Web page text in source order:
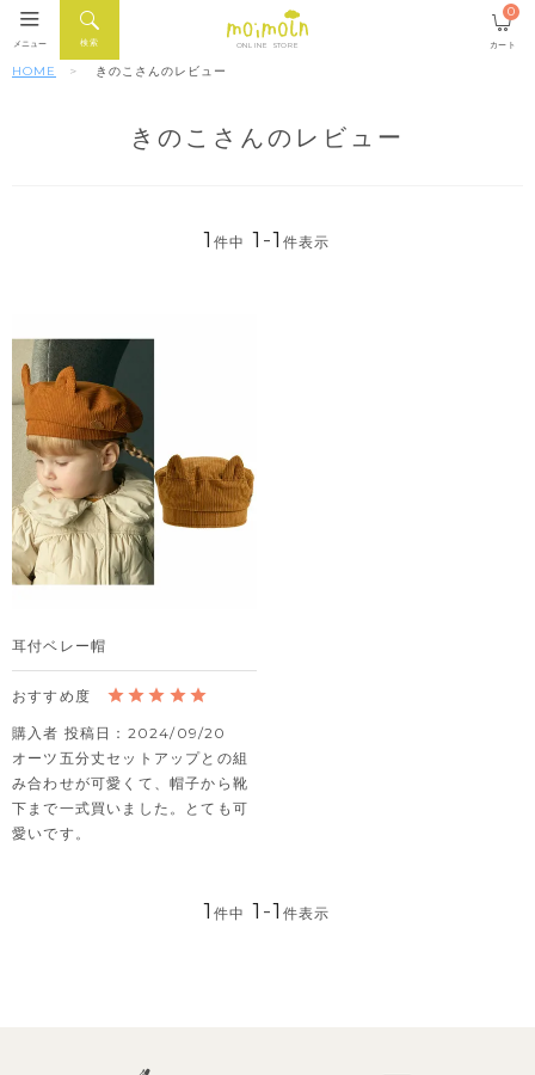
ONLINE STORE
検索
メニュー カート
0
HOME きのこさんのレビュー
きのこさんのレビュー
1件中 1 -1 件表示
耳付ベレー帽
購入者 投稿日
2024/09/20
オーツ五分丈セットアップとの組
み合わせが可愛くて、帽子から靴
下まで一式買いました。とても可
愛いです。
1件中 1 -1 件表示